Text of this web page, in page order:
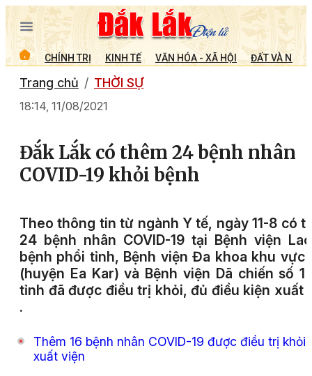
CHÍNH TRỊ KINH TẾ VĂN HÓA - XÃ HỘI ĐẤT VÀ
Trang chủ THỜI SỰ
18:14, 11/08/2021
Đắk Lắk có thêm 24 bệnh nhân
COVID-19 khỏi bệnh
Theo thông tin từ ngành Y tế, ngày 11-8 có
24 bệnh nhân COVID-19 tại Bệnh viện
bệnh phổi tỉnh, Bệnh viện Đa khoa khu vực
(huyện Ea Kar) và Bệnh viện Dã chiến số 1
tỉnh đã được điều trị khỏi, đủ điều kiện xuất
.
Thêm 16 bệnh nhân COVID-19 được điều trị khỏi
xuất viện